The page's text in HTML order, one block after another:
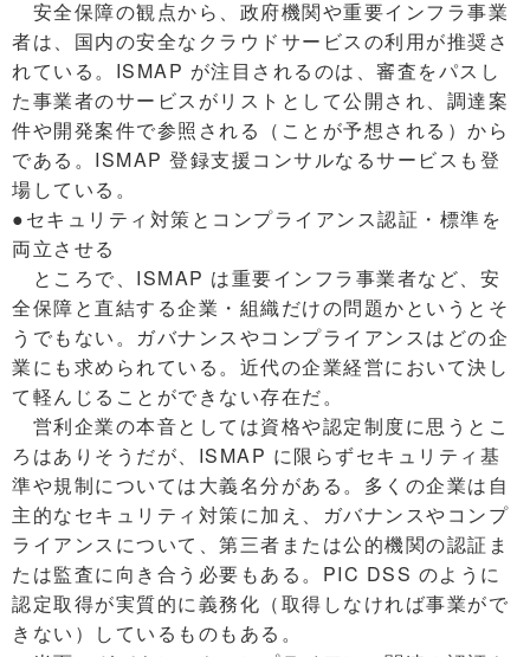
安全保障の観点から、政府機関や重要インフラ事業
者は、国内の安全なクラウドサービスの利用が推奨さ
れている。ISMAP が注目されるのは、審査をパスし
た事業者のサービスがリストとして公開され、調達案
件や開発案件で参照される（ことが予想される）から
である。ISMAP 登録支援コンサルなるサービスも登
場している。
●セキュリティ対策とコンプライアンス認証・標準を
両立させる
ところで、ISMAP は重要インフラ事業者など、安
全保障と直結する企業・組織だけの問題かというとそ
うでもない。ガバナンスやコンプライアンスはどの企
業にも求められている。近代の企業経営において決し
て軽んじることができない存在だ。
営利企業の本音としては資格や認定制度に思うとこ
ろはありそうだが、ISMAP に限らずセキュリティ基
準や規制については大義名分がある。多くの企業は自
主的なセキュリティ対策に加え、ガバナンスやコンプ
ライアンスについて、第三者または公的機関の認証ま
たは監査に向き合う必要もある。PIC DSS のように
認定取得が実質的に義務化（取得しなければ事業がで
きない）しているものもある。